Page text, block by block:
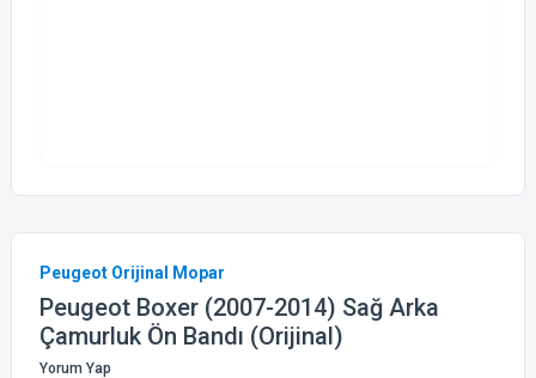
Peugeot Orijinal Mopar
Peugeot Boxer (2007-2014) Sağ Arka
Çamurluk Ön Bandı (Orijinal)
Yorum Yap